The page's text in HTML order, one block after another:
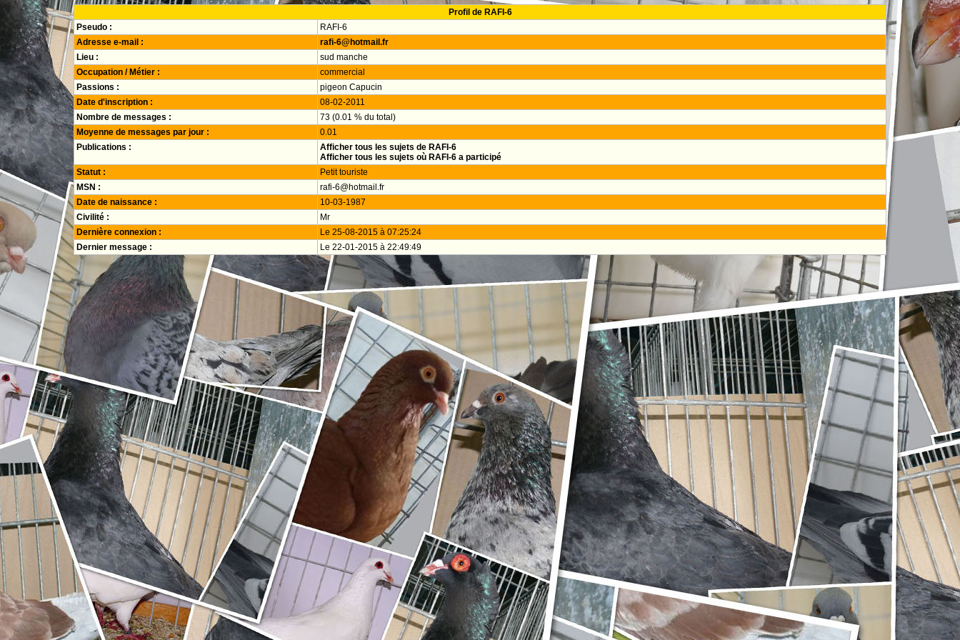
Profil de RAFI-6
Pseudo :
RAFI-6
Adresse e-mail :
rafi-6@hotmail.fr
Lieu :
sud manche
Occupation / Métier :
commercial
Passions :
pigeon Capucin
Date d'inscription :
08-02-2011
Nombre de messages :
73 (0.01 % du total)
Moyenne de messages par jour :
0.01
Publications :
Afficher tous les sujets de RAFI-6
Afficher tous les sujets où RAFI-6 a participé
Statut :
Petit touriste
MSN :
rafi-6@hotmail.fr
Date de naissance :
10-03-1987
Civilité :
Mr
Dernière connexion :
Le 25-08-2015 à 07:25:24
Dernier message :
Le 22-01-2015 à 22:49:49